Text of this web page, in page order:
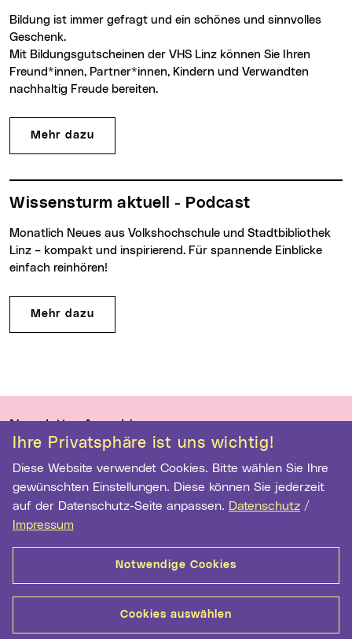
Ihre Privatsphäre ist uns wichtig!
Diese Website verwendet Cookies. Bitte wählen Sie Ihre
gewünschten Einstellungen. Diese können Sie jederzeit
auf der Datenschutz-Seite anpassen. Datenschutz /
Impressum
Notwendige Cookies
Cookies auswählen
Bildung ist immer gefragt und ein schönes und sinnvolles
Geschenk.
Mit Bildungsgutscheinen der VHS Linz können Sie Ihren
Freund*innen, Partner*innen, Kindern und Verwandten
nachhaltig Freude bereiten.
Mehr dazu
Wissensturm aktuell - Podcast
Monatlich Neues aus Volkshochschule und Stadtbibliothek
Linz – kompakt und inspirierend. Für spannende Einblicke
einfach reinhören!
Mehr dazu
Newsletter Anmeldung
Barrierefreiheit Datenschutz
Cookie-Einstellungen Impressum